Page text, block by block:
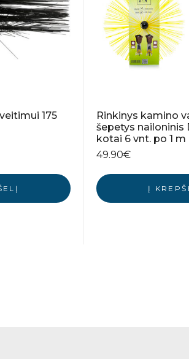
175
Rinkinys kamino
šepetys nailoninis
kotai 6 vnt. po 1 m
49.90€
Į